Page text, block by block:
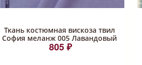
Ткань костюмная вискоза твил
София меланж 005 Лавандовый
805 ₽